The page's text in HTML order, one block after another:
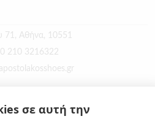
71, Αθήνα, 10551
210 3216322
σε αυτή την